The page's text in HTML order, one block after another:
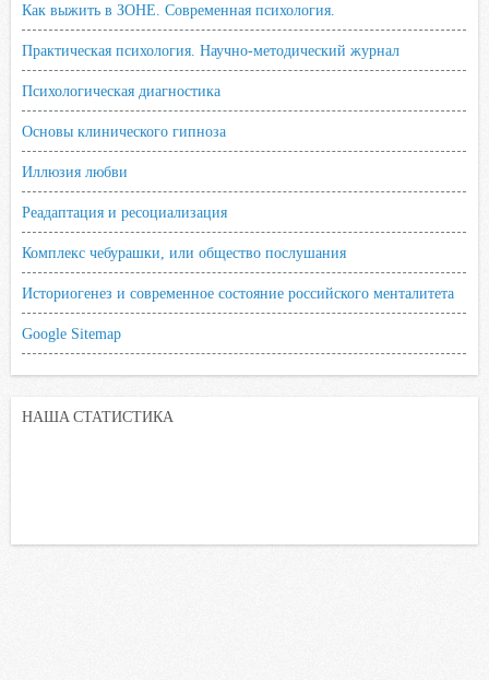
Как выжить в ЗОНЕ. Современная психология.
Практическая психология. Научно-методический журнал
Психологическая диагностика
Основы клинического гипноза
Иллюзия любви
Реадаптация и ресоциализация
Комплекс чебурашки, или общество послушания
Историогенез и современное состояние российского менталитета
Google Sitemap
НАША СТАТИСТИКА